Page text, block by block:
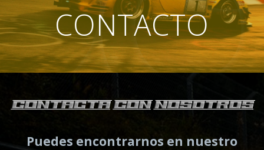
CONTACTO
Puedes encontrarnos en nuestro